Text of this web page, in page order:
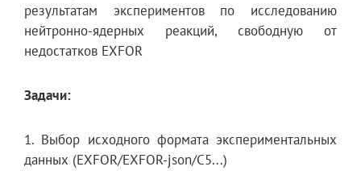
результатам экспериментов по исследованию
нейтронно-ядерных реакций, свободную от
недостатков EXFOR
Задачи:
1. Выбор исходного формата экспериментальных
данных (EXFOR/EXFOR-json/C5...)